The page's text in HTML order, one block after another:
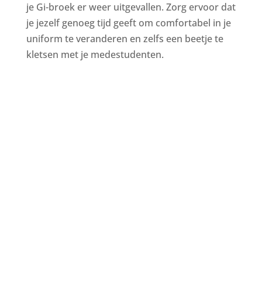
je Gi-broek er weer uitgevallen. Zorg ervoor dat
je jezelf genoeg tijd geeft om comfortabel in je
uniform te veranderen en zelfs een beetje te
kletsen met je medestudenten.